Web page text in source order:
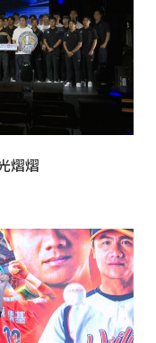
熠熠